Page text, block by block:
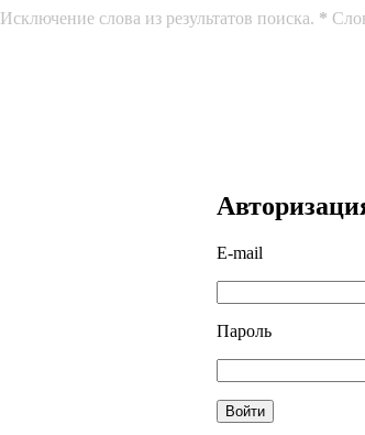
Исключение слова из результатов поиска. *
E-mail
Пароль